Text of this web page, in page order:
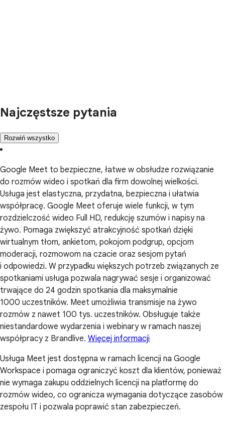
Najczęstsze pytania
Rozwiń wszystko
Google Meet to bezpieczne, łatwe w obsłudze rozwiązanie
do rozmów wideo i spotkań dla firm dowolnej wielkości.
Usługa jest elastyczna, przydatna, bezpieczna i ułatwia
współpracę. Google Meet oferuje wiele funkcji, w tym
rozdzielczość wideo Full HD, redukcję szumów i napisy na
żywo. Pomaga zwiększyć atrakcyjność spotkań dzięki
wirtualnym tłom, ankietom, pokojom podgrup, opcjom
moderacji, rozmowom na czacie oraz sesjom pytań
i odpowiedzi. W przypadku większych potrzeb związanych ze
spotkaniami usługa pozwala nagrywać sesje i organizować
trwające do 24 godzin spotkania dla maksymalnie
1000 uczestników. Meet umożliwia transmisje na żywo
rozmów z nawet 100 tys. uczestników. Obsługuje także
niestandardowe wydarzenia i webinary w ramach naszej
współpracy z Brandlive. Więcej informacji
Usługa Meet jest dostępna w ramach licencji na Google
Workspace i pomaga ograniczyć koszt dla klientów, ponieważ
nie wymaga zakupu oddzielnych licencji na platformę do
rozmów wideo, co ogranicza wymagania dotyczące zasobów
zespołu IT i pozwala poprawić stan zabezpieczeń.